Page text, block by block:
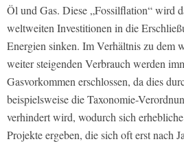
Öl und Gas. Diese „Fossilflation“ wird
weltweiten Investitionen in die
Energien sinken. Im Verhältnis zu dem
weiter steigenden Verbrauch werden
Gasvorkommen erschlossen, da dies
beispielsweise die Taxonomie-
verhindert wird, wodurch sich
Projekte ergeben, die sich oft erst nach